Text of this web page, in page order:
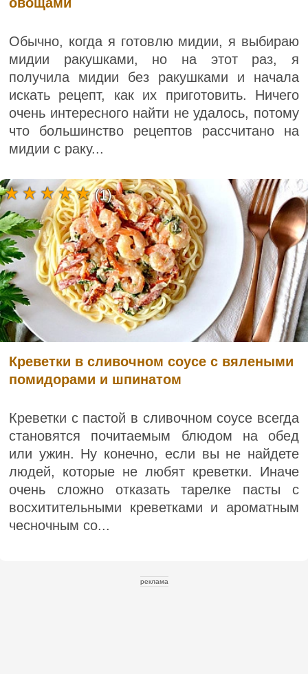
Обычно, когда я готовлю мидии, я выбираю
мидии ракушками, но на этот раз, я
получила мидии без ракушками и начала
искать рецепт, как их приготовить. Ничего
очень интересного найти не удалось, потому
что большинство рецептов рассчитано на
мидии с раку...
Креветки в сливочном соусе с вялеными
помидорами и шпинатом
Креветки с пастой в сливочном соусе всегда
становятся почитаемым блюдом на обед
или ужин. Ну конечно, если вы не найдете
людей, которые не любят креветки. Иначе
очень сложно отказать тарелке пасты с
восхитительными креветками и ароматным
чесночным со...
(1)
реклама